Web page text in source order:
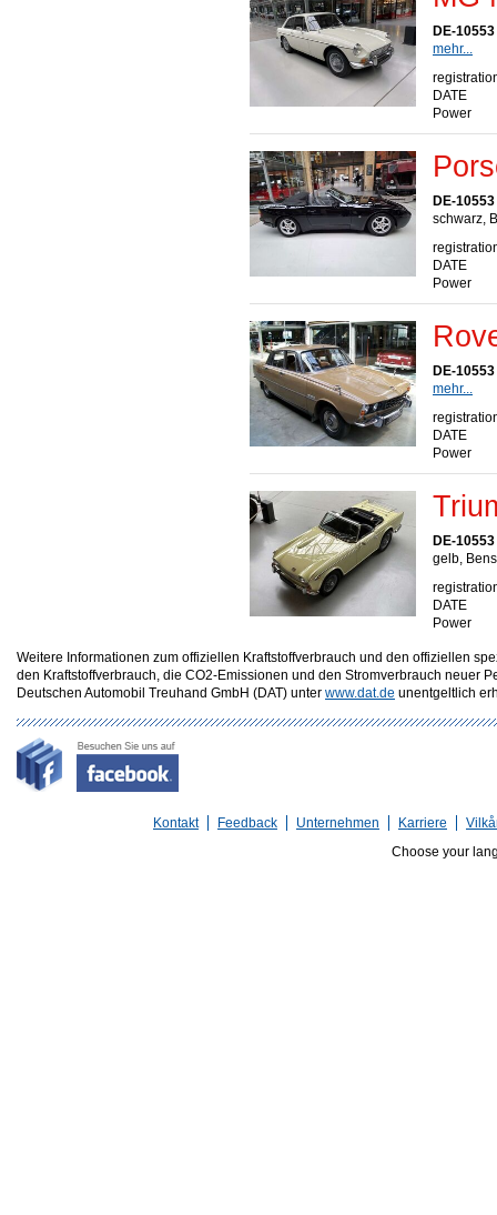
DE-
mehr...
DATE
Power
DE-
schwarz,
DATE
Power
DE-
mehr...
DATE
Power
DE-
gelb,
DATE
Power
Weitere Informationen zum offiziellen Kraftstoffverbrauch und den offiziellen
den Kraftstoffverbrauch, die CO2-Emissionen und den Stromverbrauch neuer
Deutschen Automobil Treuhand GmbH (DAT) unter www.dat.de unentgeltlich
Kontakt Feedback Unternehmen Karriere
Choose your